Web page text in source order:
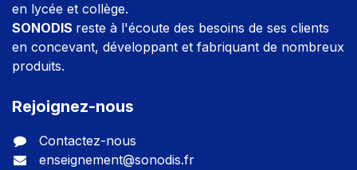
en lycée et collège.
SONODIS reste à l'écoute des besoins de ses clients
en concevant, développant et fabriquant de nombreux
produits.
Rejoignez-nous
Contactez-nous
enseignement@sonodis.fr